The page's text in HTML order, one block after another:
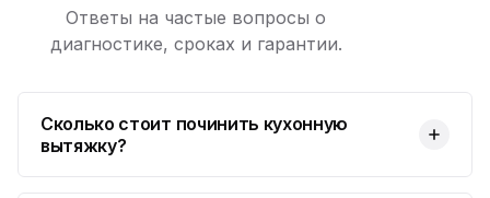
Ответы на частые вопросы о
диагностике, сроках и гарантии.
Сколько стоит починить кухонную
вытяжку?